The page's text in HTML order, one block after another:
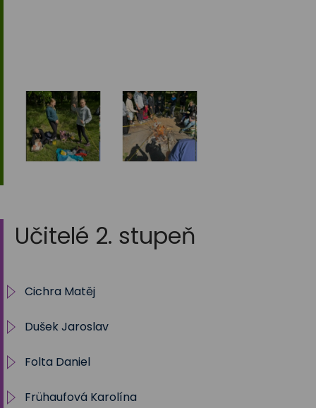
Učitelé 2. stupeň
Cichra Matěj
Třídnictví
Sportovní soutěže 2023-2024
Sportovní soutěže 2022-2023
Dušek Jaroslav
Informatika
Občanská výchova
Folta Daniel
Třída 8.A
Frühaufová Karolína